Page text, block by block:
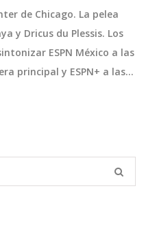
de Chicago. La pelea
y Dricus du Plessis. Los
ESPN México a las
principal y ESPN+ a las
campeón Adesanya
desafiante sudafricano